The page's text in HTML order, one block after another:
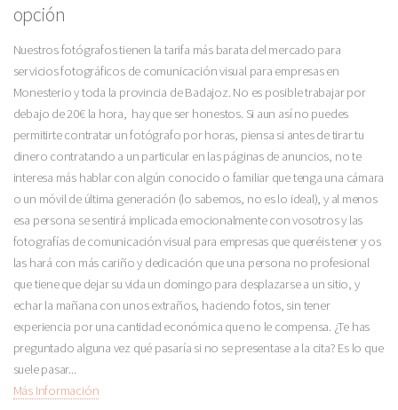
opción
Nuestros fotógrafos tienen la tarifa más barata del mercado para
servicios fotográficos de comunicación visual para empresas en
Monesterio y toda la provincia de Badajoz. No es posible trabajar por
debajo de 20€ la hora, hay que ser honestos. Si aun así no puedes
permitirte contratar un fotógrafo por horas, piensa si antes de tirar tu
dinero contratando a un particular en las páginas de anuncios, no te
interesa más hablar con algún conocido o familiar que tenga una cámara
o un móvil de última generación (lo sabemos, no es lo ideal), y al menos
esa persona se sentirá implicada emocionalmente con vosotros y las
fotografías de comunicación visual para empresas que queréis tener y os
las hará con más cariño y dedicación que una persona no profesional
que tiene que dejar su vida un domingo para desplazarse a un sitio, y
echar la mañana con unos extraños, haciendo fotos, sin tener
experiencia por una cantidad económica que no le compensa. ¿Te has
preguntado alguna vez qué pasaría si no se presentase a la cita? Es lo que
suele pasar...
Más Información